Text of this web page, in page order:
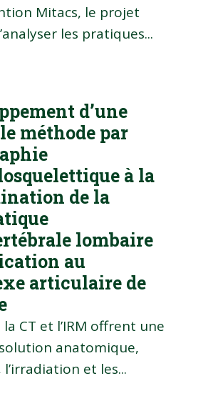
Mitacs, le projet
les pratiques...
d’une
méthode par
à la
de la
lombaire
au
articulaire de
CT et l’IRM offrent une
anatomique,
et les...